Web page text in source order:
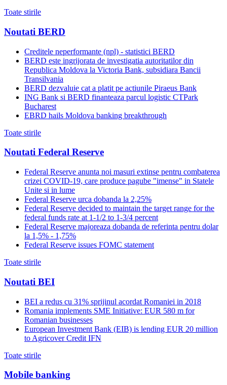
Toate stirile
Noutati BERD
Creditele neperformante (npl) - statistici BERD
BERD este ingrijorata de investigatia autoritatilor din
Republica Moldova la Victoria Bank, subsidiara Bancii
Transilvania
BERD dezvaluie cat a platit pe actiunile Piraeus Bank
ING Bank si BERD finanteaza parcul logistic CTPark
Bucharest
EBRD hails Moldova banking breakthrough
Toate stirile
Noutati Federal Reserve
Federal Reserve anunta noi masuri extinse pentru combaterea
crizei COVID-19, care produce pagube "imense" in Statele
Unite si in lume
Federal Reserve urca dobanda la 2,25%
Federal Reserve decided to maintain the target range for the
federal funds rate at 1-1/2 to 1-3/4 percent
Federal Reserve majoreaza dobanda de referinta pentru dolar
la 1,5% - 1,75%
Federal Reserve issues FOMC statement
Toate stirile
Noutati BEI
BEI a redus cu 31% sprijinul acordat Romaniei in 2018
Romania implements SME Initiative: EUR 580 m for
Romanian businesses
European Investment Bank (EIB) is lending EUR 20 million
to Agricover Credit IFN
Toate stirile
Mobile banking